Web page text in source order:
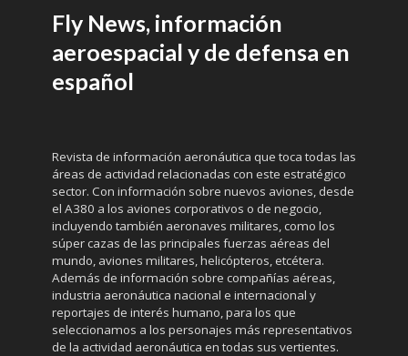
Fly News, información
aeroespacial y de defensa en
español
Revista de información aeronáutica que toca todas las
áreas de actividad relacionadas con este estratégico
sector. Con información sobre nuevos aviones, desde
el A380 a los aviones corporativos o de negocio,
incluyendo también aeronaves militares, como los
súper cazas de las principales fuerzas aéreas del
mundo, aviones militares, helicópteros, etcétera.
Además de información sobre compañías aéreas,
industria aeronáutica nacional e internacional y
reportajes de interés humano, para los que
seleccionamos a los personajes más representativos
de la actividad aeronáutica en todas sus vertientes.